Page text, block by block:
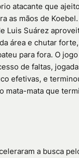
atacante que
as mãos de
Luis Suárez
área e chutar
para fora. O
de faltas,
efetivas, e
mata-mata que
a busca